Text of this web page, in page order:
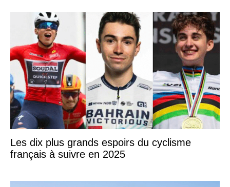
Les dix plus grands espoirs du cyclisme
français à suivre en 2025